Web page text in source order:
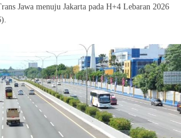
Jawa menuju Jakarta pada H+4 Lebaran 2026